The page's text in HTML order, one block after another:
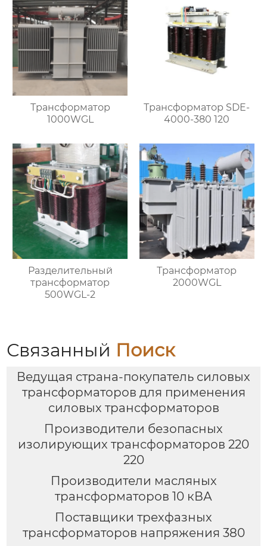
Трансформатор
1000WGL
Трансформатор SDE-
4000-380 120
Разделительный
трансформатор
500WGL-2
Трансформатор
2000WGL
Связанный Поиск
Ведущая страна-покупатель силовых
трансформаторов для применения
силовых трансформаторов
Производители безопасных
изолирующих трансформаторов 220
220
Производители масляных
трансформаторов 10 кВА
Поставщики трехфазных
трансформаторов напряжения 380